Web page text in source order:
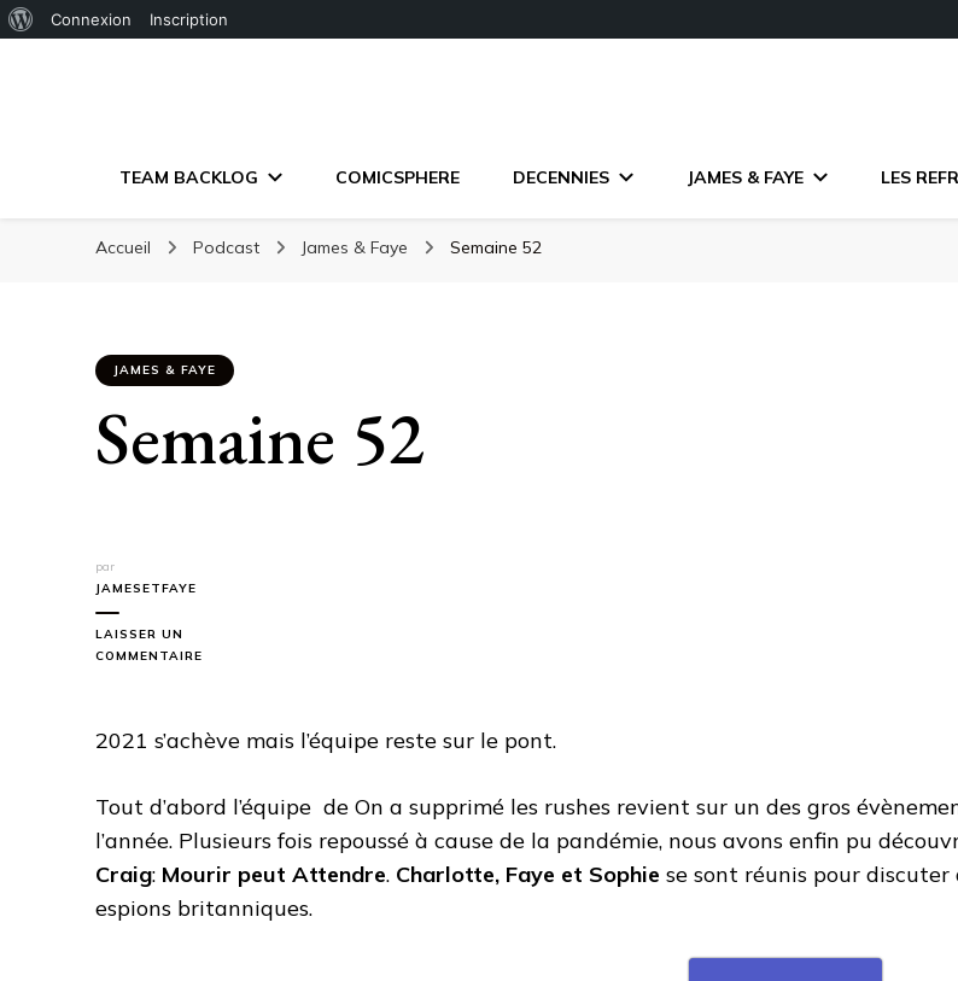
Connexion Inscription
TEAM BACKLOG COMICSPHERE DECENNIES JAMES & FAYE LES
Accueil Podcast James & Faye Semaine 52
JAMES & FAYE
Semaine 52
par
JAMESETFAYE
LAISSER UN
COMMENTAIRE
2021 s’achève mais l’équipe reste sur le pont.
Tout d’abord l’équipe de On a supprimé les rushes revient sur un des gros
l’année. Plusieurs fois repoussé à cause de la pandémie, nous avons enfin pu
Craig: Mourir peut Attendre. Charlotte, Faye et Sophie se sont réunis pour
espions britanniques.